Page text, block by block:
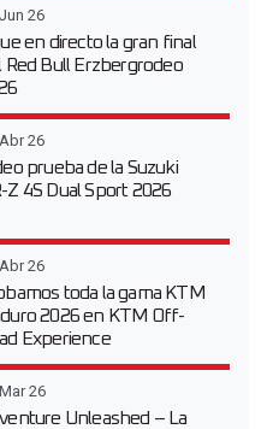
26
en directo la gran final
Red Bull Erzbergrodeo
26
prueba de la Suzuki
Z 4S Dual Sport 2026
26
toda la gama KTM
2026 en KTM Off-
Experience
26
Unleashed – La